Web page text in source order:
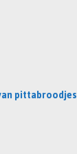
pittabroodjes